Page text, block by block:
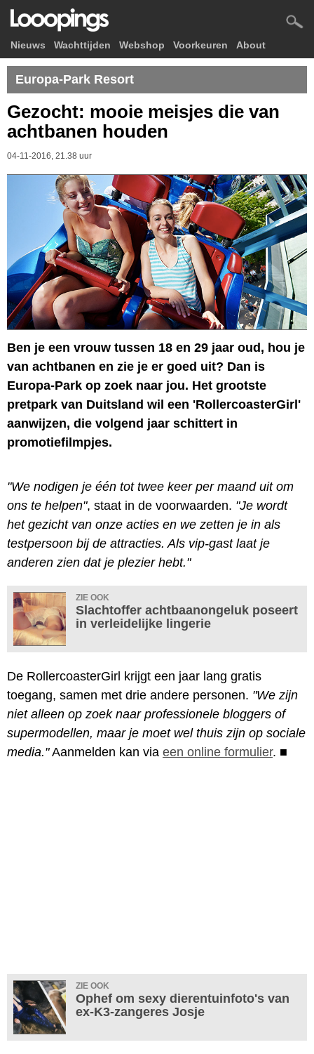
Nieuws Wachttijden Webshop Voorkeuren About
Europa-Park Resort
Gezocht: mooie meisjes die van
achtbanen houden
04-11-2016, 21.38 uur
Ben je een vrouw tussen 18 en 29 jaar oud, hou je
van achtbanen en zie je er goed uit? Dan is
Europa-Park op zoek naar jou. Het grootste
pretpark van Duitsland wil een 'RollercoasterGirl'
aanwijzen, die volgend jaar schittert in
promotiefilmpjes.
"We nodigen je één tot twee keer per maand uit om
ons te helpen", staat in de voorwaarden. "Je wordt
het gezicht van onze acties en we zetten je in als
testpersoon bij de attracties. Als vip-gast laat je
anderen zien dat je plezier hebt."
ZIE OOK
Slachtoffer achtbaanongeluk poseert
in verleidelijke lingerie
De RollercoasterGirl krijgt een jaar lang gratis
toegang, samen met drie andere personen. "We zijn
niet alleen op zoek naar professionele bloggers of
supermodellen, maar je moet wel thuis zijn op sociale
media."Aanmelden kan via een online formulier. ■
ZIE OOK
Ophef om sexy dierentuinfoto's van
ex-K3-zangeres Josje